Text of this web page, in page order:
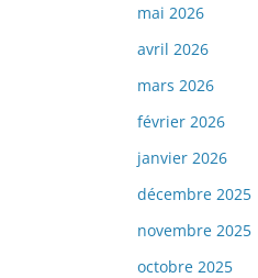
mai 2026
avril 2026
mars 2026
février 2026
janvier 2026
décembre 2025
novembre 2025
octobre 2025